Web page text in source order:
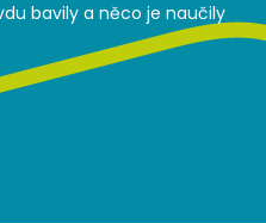
bavily a něco je naučily